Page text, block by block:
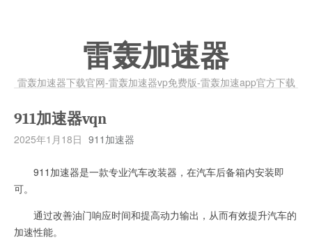
雷轰加速器
雷轰加速器下载官网-雷轰加速器vp免费版-雷轰加速app官方下载
911加速器vqn
2025年1月18日 911加速器
911加速器是一款专业汽车改装器，在汽车后备箱内安装即
可。
通过改善油门响应时间和提高动力输出，从而有效提升汽车的
加速性能。